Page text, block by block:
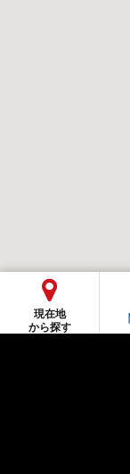
現在地
から探す